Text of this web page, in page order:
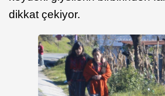
dikkat çekiyor.